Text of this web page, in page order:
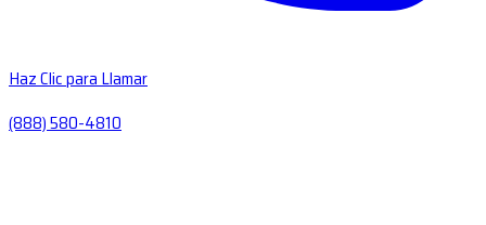
Haz Clic para Llamar
(888) 580-4810